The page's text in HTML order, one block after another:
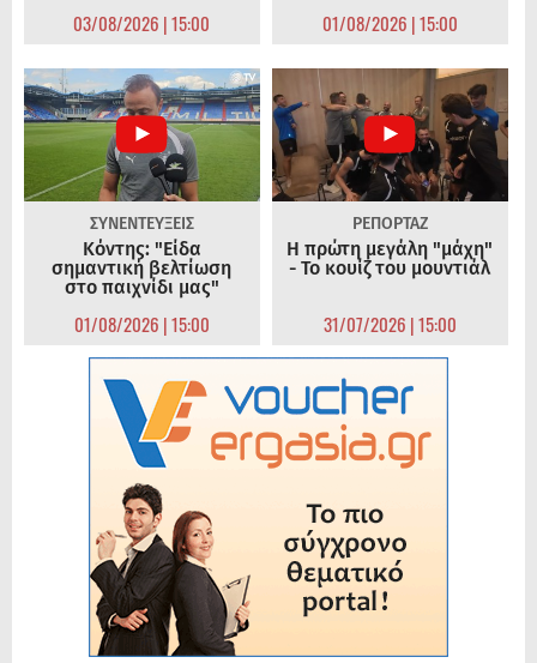
03/08/2026 | 15:00 01/08/2026 | 15:00
ΣΥΝΕΝΤΕΥΞΕΙΣ
Κόντης: "Είδα
σημαντική βελτίωση
στο παιχνίδι μας"
01/08/2026 | 15:00
ΡΕΠΟΡΤΑΖ
Η πρώτη μεγάλη "μάχη"
- Το κουίζ του μουντιάλ
31/07/2026 | 15:00